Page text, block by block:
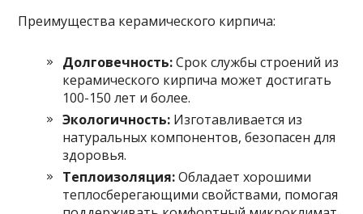
Преимущества керамического кирпича:
Долговечность:Срок службы строений из
керамического кирпича может достигать
100-150 лет и более.
Экологичность: Изготавливается из
натуральных компонентов, безопасен для
здоровья.
Теплоизоляция:Обладает хорошими
теплосберегающими свойствами, помогая